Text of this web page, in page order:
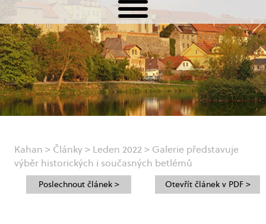
Kahan > Články> Leden 2022> Galerie představuje
výběr historických i současných betlémů
Poslechnout článek > Otevřít článek v PDF >